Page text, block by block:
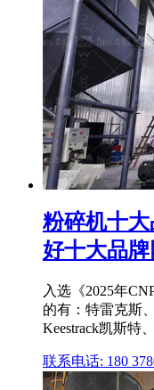
粉碎机十
好十大品牌
入选《2025年
的有：特雷克斯
Keestrack凯斯特
联系电话: 180